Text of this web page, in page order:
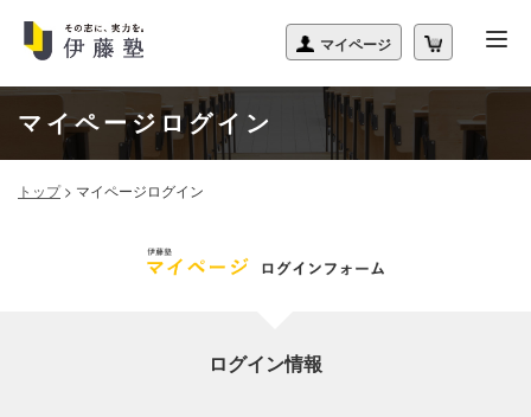
マイページログイン
トップ> マイページログイン
ログイン情報